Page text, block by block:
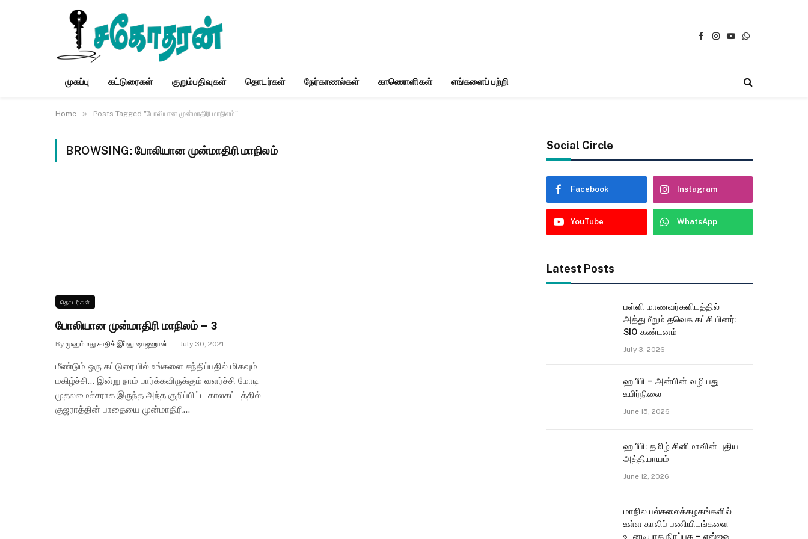
Facebook
Instagram
YouTubeWhatsApp
முகப்பு கட்டுரைகள் குறும்பதிவுகள் தொடர்கள் நேர்காணல்கள் காணொளிகள் எங்களைப் பற்றி
Home » Posts Tagged "போலியான முன்மாதிரி மாநிலம்"
BROWSING:போலியான முன்மாதிரி மாநிலம்
தொடர்கள்
போலியான முன்மாதிரி மாநிலம் – 3
By முஹம்மது சாதிக் இப்னு ஷாஜஹான் July 30, 2021
மீண்டும் ஒரு கட்டுரையில் உங்களை சந்திப்பதில் மிகவும்
மகிழ்ச்சி… இன்று நாம் பார்க்கவிருக்கும் வளர்ச்சி மோடி
முதலமைச்சராக இருந்த அந்த குறிப்பிட்ட காலகட்டத்தில்
குஜராத்தின் பாதையை முன்மாதிரி…
Social Circle
Facebook Instagram
YouTube WhatsApp
Latest Posts
பள்ளி மாணவர்களிடத்தில்
அத்துமீறும் தவெக கட்சியினர்:
SIO கண்டனம்
July 3, 2026
ஹபீபி – அன்பின் வழியது
உயிர்நிலை
June 15, 2026
ஹபீபி: தமிழ் சினிமாவின் புதிய
அத்தியாயம்
June 12, 2026
மாநில பல்கலைக்கழகங்களில்
உள்ள காலிப் பணியிடங்களை
உடனடியாக நிரப்புக – எஸ்ஐஓ